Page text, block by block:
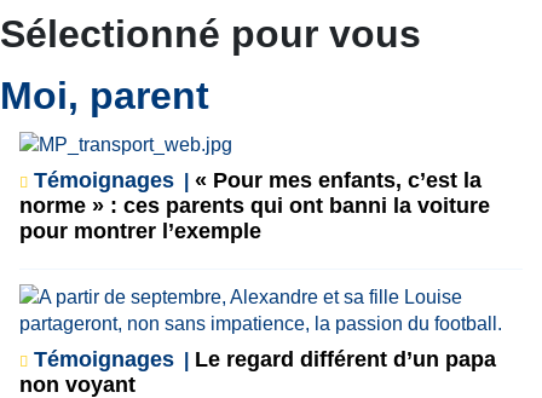
Sélectionné pour vous
Moi, parent
Témoignages
« Pour mes enfants, c’est la
norme » : ces parents qui ont banni la voiture
pour montrer l’exemple
Témoignages
Le regard différent d’un papa
non voyant